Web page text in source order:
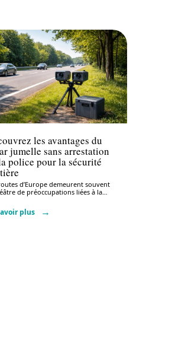
les avantages du
jumelle sans arrestation
police pour la sécurité
d’Europe demeurent souvent
de préoccupations liées à la
plus